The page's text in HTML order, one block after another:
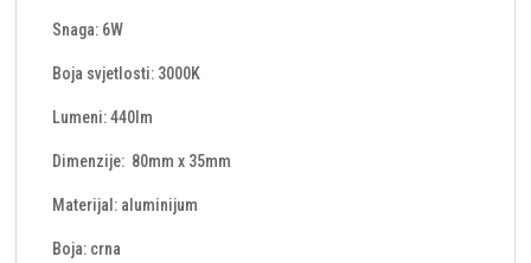
Snaga: 6W
Boja svjetlosti: 3000K
Lumeni: 440lm
Dimenzije: 80mm x 35mm
Materijal: aluminijum
Boja: crna